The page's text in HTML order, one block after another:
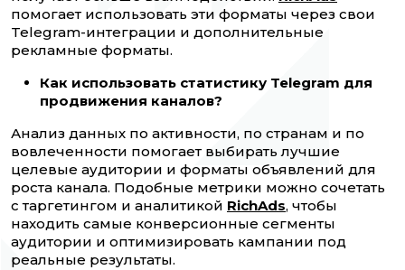
помогает использовать эти форматы через свои
Telegram-интеграции и дополнительные
рекламные форматы.
Как использовать статистику Telegram для
продвижения каналов?
Анализ данных по активности, по странам и по
вовлеченности помогает выбирать лучшие
целевые аудитории и форматы объявлений для
роста канала. Подобные метрики можно сочетать
с таргетингом и аналитикой RichAds, чтобы
находить самые конверсионные сегменты
аудитории и оптимизировать кампании под
реальные результаты.